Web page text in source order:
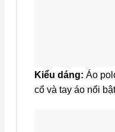
Kiểu dáng: Áo
cổ và tay áo nổi bật